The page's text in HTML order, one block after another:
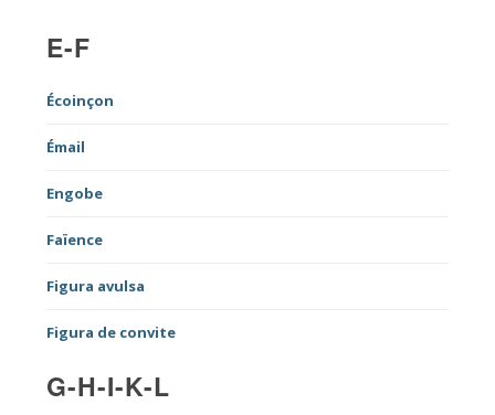
E-F
Écoinçon
Émail
Engobe
Faïence
Figura avulsa
Figura de convite
G-H-I-K-L